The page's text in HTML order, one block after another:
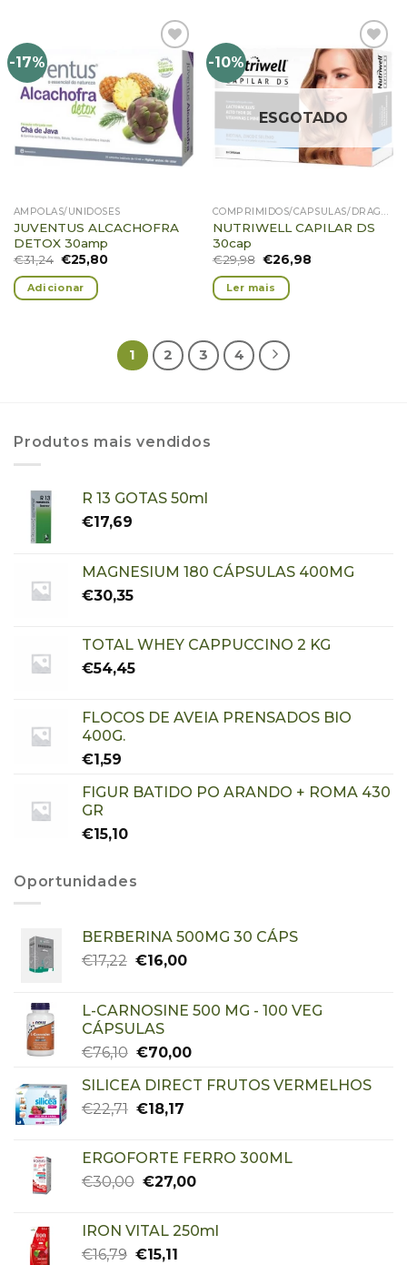
-17%
Adicionar
Favoritos
AMPOLAS/UNIDOSES
JUVENTUS ALCACHOFRA
DETOX 30amp
€31,24 €25,80
Adicionar
-10%
Adicionar
Favoritos
ESGOTADO
COMPRIMIDOS/CÁPSULAS/DRAGEIAS/PASTILHAS/GOMAS
NUTRIWELL CAPILAR DS
30cap
€29,98 €26,98
Ler mais
1 2 3 4
Produtos mais vendidos
R 13 GOTAS 50ml
€17,69
MAGNESIUM 180 CÁPSULAS 400MG
€30,35
TOTAL WHEY CAPPUCCINO 2 KG
€54,45
FLOCOS DE AVEIA PRENSADOS BIO
400G.
€1,59
FIGUR BATIDO PO ARANDO + ROMA 430
GR
€15,10
Oportunidades
BERBERINA 500MG 30 CÁPS
€17,22 €16,00
L-CARNOSINE 500 MG - 100 VEG
CÁPSULAS
€76,10 €70,00
SILICEA DIRECT FRUTOS VERMELHOS
€22,71 €18,17
ERGOFORTE FERRO 300ML
€30,00 €27,00
IRON VITAL 250ml
€16,79 €15,11